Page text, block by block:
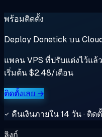
พร้อมติดตั้ง
Deploy Donetick บน
แพลน VPS ที่ปรับแต่งไว้แล้
เริ่มต้น $2.48/เดือน
ติดตั้งเลย →
คืนเงินภายใน 14 วัน · ติ
ลิงก์